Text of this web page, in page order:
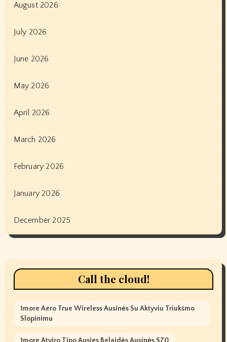
August 2026
July 2026
June 2026
May 2026
April 2026
March 2026
February 2026
January 2026
December 2025
Call the cloud!
1more Aero True Wireless Ausinės Su Aktyviu Triukšmo
Slopinimu